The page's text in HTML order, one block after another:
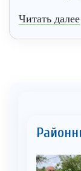
Читать далее